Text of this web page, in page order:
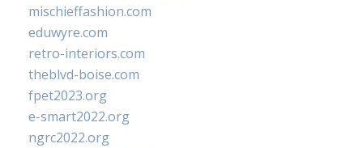
mischieffashion.com
eduwyre.com
retro-interiors.com
theblvd-boise.com
fpet2023.org
e-smart2022.org
ngrc2022.org